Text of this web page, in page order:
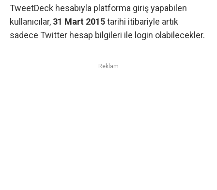
TweetDeck hesabıyla platforma giriş yapabilen
kullanıcılar, 31 Mart 2015tarihi itibariyle artık
sadece Twitter hesap bilgileri ile login olabilecekler.
Reklam